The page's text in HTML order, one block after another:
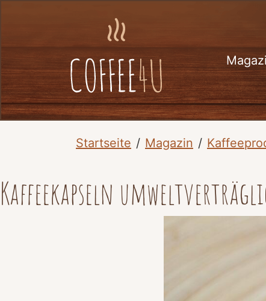
Startseite Magazin
Kaffeekapseln